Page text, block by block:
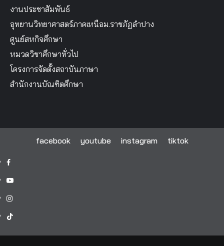
งานประชาสัมพันธ์
อุทยานวิทยาศาสตร์ภาคเหนือม.ราชภัฏลำปาง
ศูนย์สหกิจศึกษา
หมวดวิชาศึกษาทั่วไป
โครงการจัดตั้งสถาบันภาษา
สำนักงานบัณฑิตศึกษา
facebook youtube instagram tiktok
facebook
youtube
instagram
tiktok